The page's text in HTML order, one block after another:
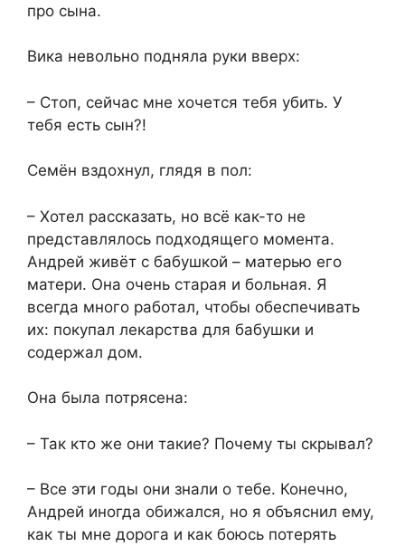
про сына.
Вика невольно подняла руки вверх:
– Стоп, сейчас мне хочется тебя убить. У
тебя есть сын?!
Семён вздохнул, глядя в пол:
– Хотел рассказать, но всё как-то не
представлялось подходящего момента.
Андрей живёт с бабушкой – матерью его
матери. Она очень старая и больная. Я
всегда много работал, чтобы обеспечивать
их: покупал лекарства для бабушки и
содержал дом.
Она была потрясена:
– Так кто же они такие? Почему ты скрывал?
– Все эти годы они знали о тебе. Конечно,
Андрей иногда обижался, но я объяснил ему,
как ты мне дорога и как боюсь потерять